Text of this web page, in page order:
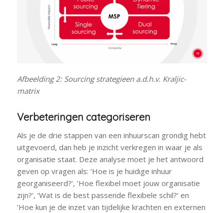
Afbeelding 2: Sourcing strategieen a.d.h.v. Kraljic-
matrix
Verbeteringen categoriseren
Als je de drie stappen van een inhuurscan grondig hebt
uitgevoerd, dan heb je inzicht verkregen in waar je als
organisatie staat. Deze analyse moet je het antwoord
geven op vragen als: ‘Hoe is je huidige inhuur
georganiseerd?’, ‘Hoe flexibel moet jouw organisatie
zijn?’, ‘Wat is de best passende flexibele schil?’ en
‘Hoe kun je de inzet van tijdelijke krachten en externen